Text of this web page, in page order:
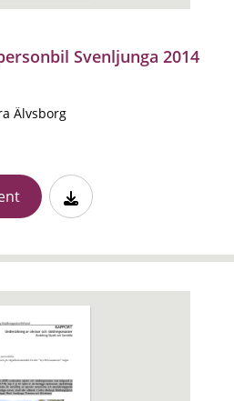
Svenljunga 2014
Älvsborg